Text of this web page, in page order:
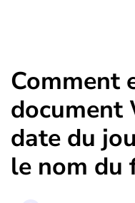
Comment
document
date du
le nom du